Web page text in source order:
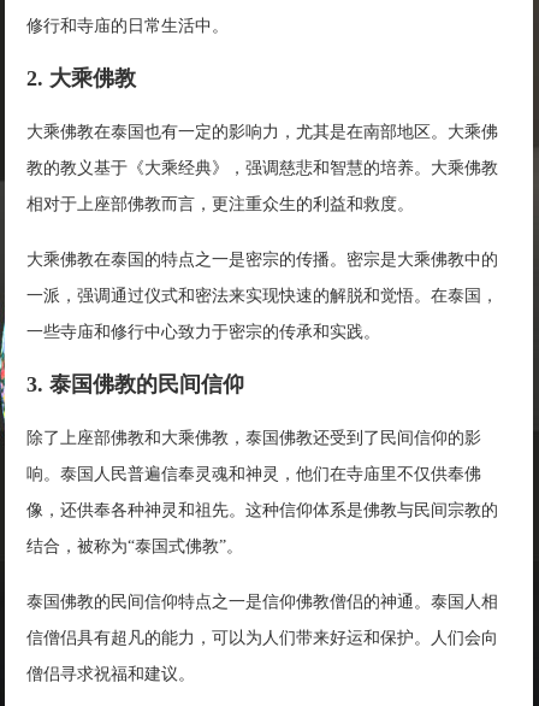
修行和寺庙的日常生活中。
2. 大乘佛教
大乘佛教在泰国也有一定的影响力，尤其是在南部地区。大乘佛
教的教义基于《大乘经典》，强调慈悲和智慧的培养。大乘佛教
相对于上座部佛教而言，更注重众生的利益和救度。
大乘佛教在泰国的特点之一是密宗的传播。密宗是大乘佛教中的
一派，强调通过仪式和密法来实现快速的解脱和觉悟。在泰国，
一些寺庙和修行中心致力于密宗的传承和实践。
3. 泰国佛教的民间信仰
除了上座部佛教和大乘佛教，泰国佛教还受到了民间信仰的影
响。泰国人民普遍信奉灵魂和神灵，他们在寺庙里不仅供奉佛
像，还供奉各种神灵和祖先。这种信仰体系是佛教与民间宗教的
结合，被称为“泰国式佛教”。
泰国佛教的民间信仰特点之一是信仰佛教僧侣的神通。泰国人相
信僧侣具有超凡的能力，可以为人们带来好运和保护。人们会向
僧侣寻求祝福和建议。